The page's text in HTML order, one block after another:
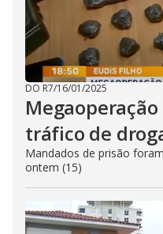
DO R7/16/01/2025
tráfico de
Mandados de prisão
ontem (15)